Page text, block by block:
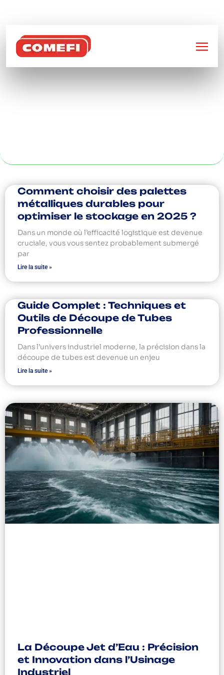
FABRICATION DE
Comment choisir des palettes
métalliques durables pour
optimiser le stockage en 2025 ?
Dans un monde où l’efficacité logistique est devenue
cruciale, vous vous sentez probablement submergé
par
Lire la suite »
Guide Complet : Techniques et
Outils de Découpe de Tubes
Professionnelle
Dans l’univers industriel moderne, la précision dans la
découpe de tubes est devenue un enjeu
Lire la suite »
La Découpe Jet d’Eau : Précision
et Innovation dans l’Usinage
Industriel